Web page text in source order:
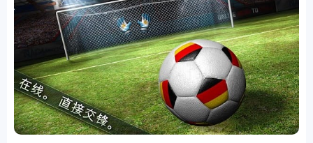
资讯